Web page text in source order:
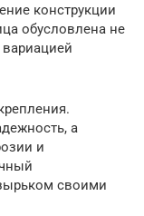
конструкции
обусловлена не
а
и
своими